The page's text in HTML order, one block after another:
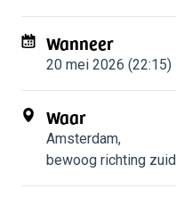
Wanneer
20 mei 2026 (22:15)
Waar
Amsterdam,
bewoog richting